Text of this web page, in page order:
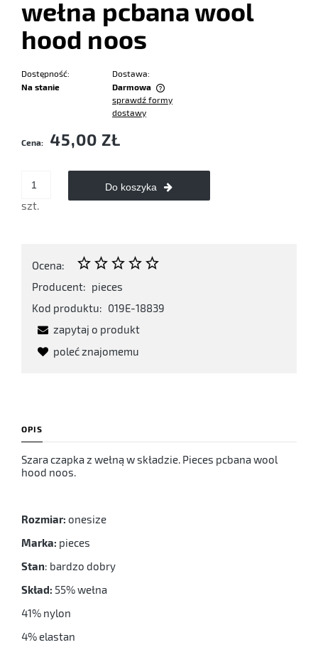
wełna pcbana wool
hood noos
Dostępność:
Na stanie
Dostawa:
Darmowa
Cena nie zawiera ewentualnych kosztów płatności
sprawdź formy
dostawy
Cena: 45,00 ZŁ
szt.
Do koszyka
Ocena:
Producent: pieces
Kod produktu: 019E-18839
zapytaj o produkt
poleć znajomemu
OPIS
Szara czapka z wełną w składzie. Pieces pcbana wool
hood noos.
Rozmiar: onesize
Marka: pieces
Stan: bardzo dobry
Skład: 55% wełna
41% nylon
4% elastan